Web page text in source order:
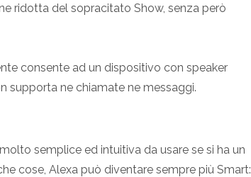
ridotta del sopracitato Show, senza però
consente ad un dispositivo con speaker
supporta ne chiamate ne messaggi.
semplice ed intuitiva da usare se si ha un
cose, Alexa può diventare sempre più Smart: